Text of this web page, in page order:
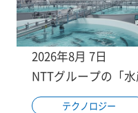
2026年8月 7日
NTTグループの「
テクノロジー